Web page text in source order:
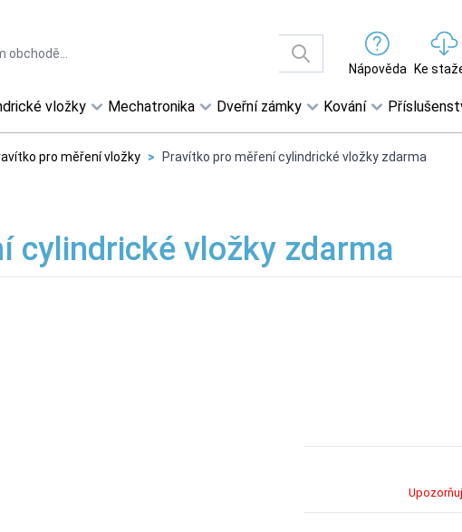
Nápověda
Ke
vložky Mechatronika Dveřní zámky Kování
pro měření vložky > Pravítko pro měření cylindrické vložky zdarma
cylindrické vložky zdarma